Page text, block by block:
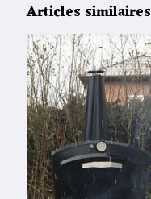
Articles similaires